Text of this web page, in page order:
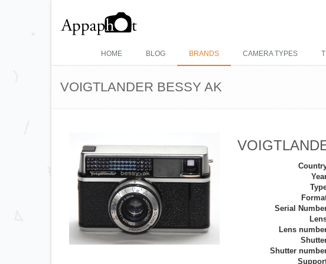
HOME BLOG BRANDS CAMERA TYPES
VOIGTLANDER BESSY AK
Serial
Lens
Shutter